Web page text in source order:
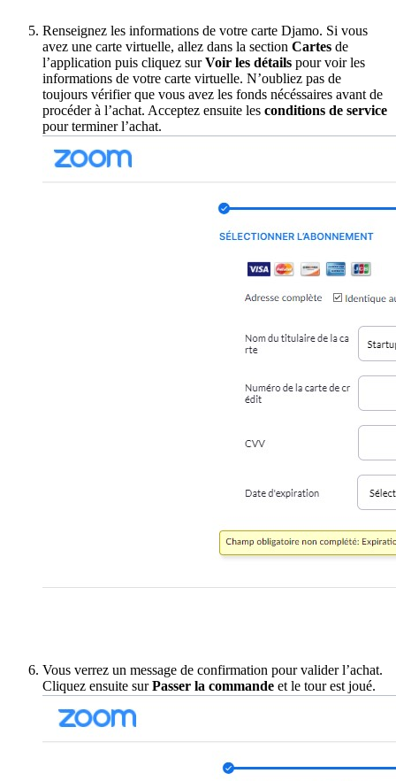
Renseignez les informations de votre carte Djamo. Si vous
avez une carte virtuelle, allez dans la section Cartes de
l’application puis cliquez surVoir les détails pour voir les
informations de votre carte virtuelle. N’oubliez pas de
toujours vérifier que vous avez les fonds nécéssaires avant de
procéder à l’achat. Acceptez ensuite les conditions de service
pour terminer l’achat.
Vous verrez un message de confirmation pour valider l’achat.
Cliquez ensuite surPasser la commande et le tour est joué.